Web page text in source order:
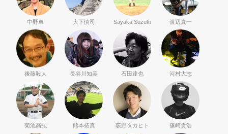
中野卓 大下慎司 Sayaka Suzuki 渡辺真一
後藤毅人 長谷川知美 石田達也 河村大志
菊池高弘 熊本拓真 荻野タカヒト 篠崎貴浩